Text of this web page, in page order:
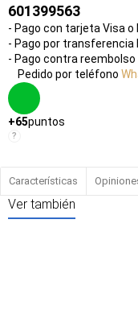
601399563
- Pago con tarjeta Visa o
- Pago por transferencia
- Pago contra reembolso
Pedido por teléfono
+65puntos
?
Características
Ver también